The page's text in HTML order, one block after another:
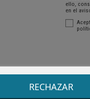
RECHAZAR
ello,
en el